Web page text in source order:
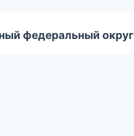
федеральный округ